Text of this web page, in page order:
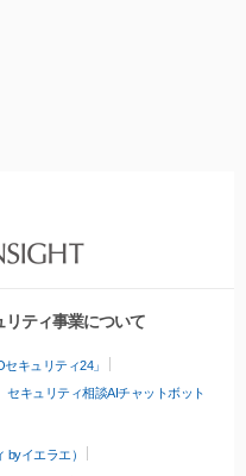
ティ事業について
キュリティ24」
セキュリティ相談AIチャットボット
イエラエ）